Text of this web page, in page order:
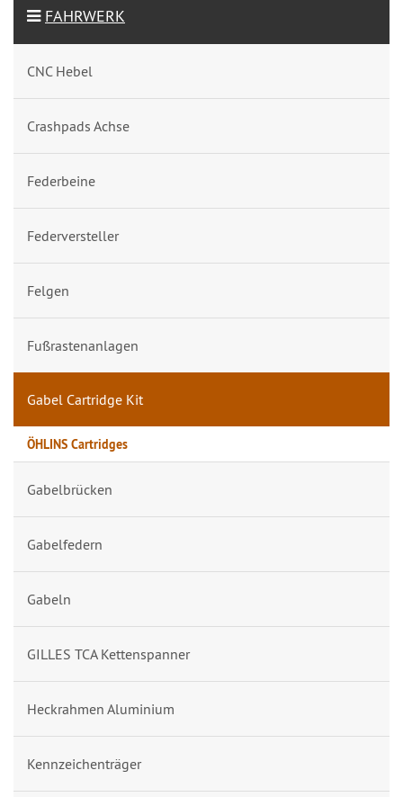
FAHRWERK
CNC Hebel
Crashpads Achse
Federbeine
Federversteller
Felgen
Fußrastenanlagen
Gabel Cartridge Kit
ÖHLINS Cartridges
Gabelbrücken
Gabelfedern
Gabeln
GILLES TCA Kettenspanner
Heckrahmen Aluminium
Kennzeichenträger